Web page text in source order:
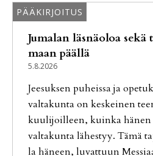
PÄÄKIRJOITUS
Jumalan läsnäoloa sekä
maan päällä
5.8.2026
Jee­suk­sen pu­heis­sa ja
val­ta­kun­ta on kes­kei­nen
kuu­li­joil­leen, kuin­ka hä­nen
val­ta­kun­ta lä­hes­tyy. Tämä
la hä­neen, lu­vat­tuun